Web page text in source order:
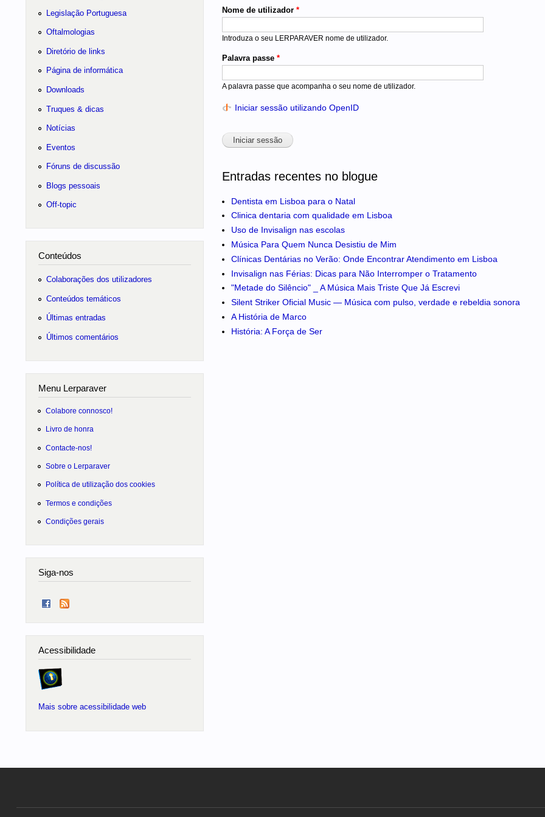
Nome de utilizador *
Introduza o seu LERPARAVER nome de utilizador.
Palavra passe *
A palavra passe que acompanha o seu nome de utilizador.
Iniciar sessão utilizando OpenID
Entradas recentes no blogue
Dentista em Lisboa para o Natal
Clinica dentaria com qualidade em Lisboa
Uso de Invisalign nas escolas
Música Para Quem Nunca Desistiu de Mim
Clínicas Dentárias no Verão: Onde Encontrar Atendimento em Lisboa
Invisalign nas Férias: Dicas para Não Interromper o Tratamento
"Metade do Silêncio" _ A Música Mais Triste Que Já Escrevi
Silent Striker Oficial Music — Música com pulso, verdade e rebeldia sonora
A História de Marco
História: A Força de Ser
Legislação Portuguesa
Oftalmologias
Diretório de links
Página de informática
Downloads
Truques & dicas
Notícias
Eventos
Fóruns de discussão
Blogs pessoais
Off-topic
Conteúdos
Colaborações dos utilizadores
Conteúdos temáticos
Últimas entradas
Últimos comentários
Menu Lerparaver
Colabore connosco!
Livro de honra
Contacte-nos!
Sobre o Lerparaver
Política de utilização dos cookies
Termos e condições
Condições gerais
Siga-nos
Acessibilidade
Mais sobre acessibilidade web